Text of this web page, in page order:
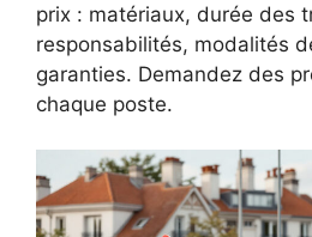
prix : matériaux, durée des
responsabilités, modalités
garanties. Demandez des
chaque poste.